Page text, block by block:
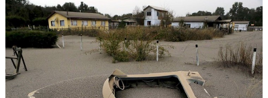
REGULAMIN
KONTAKT